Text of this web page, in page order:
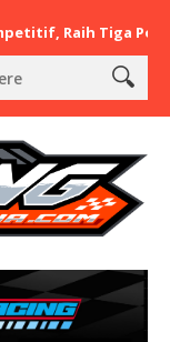
Tiga Podium di